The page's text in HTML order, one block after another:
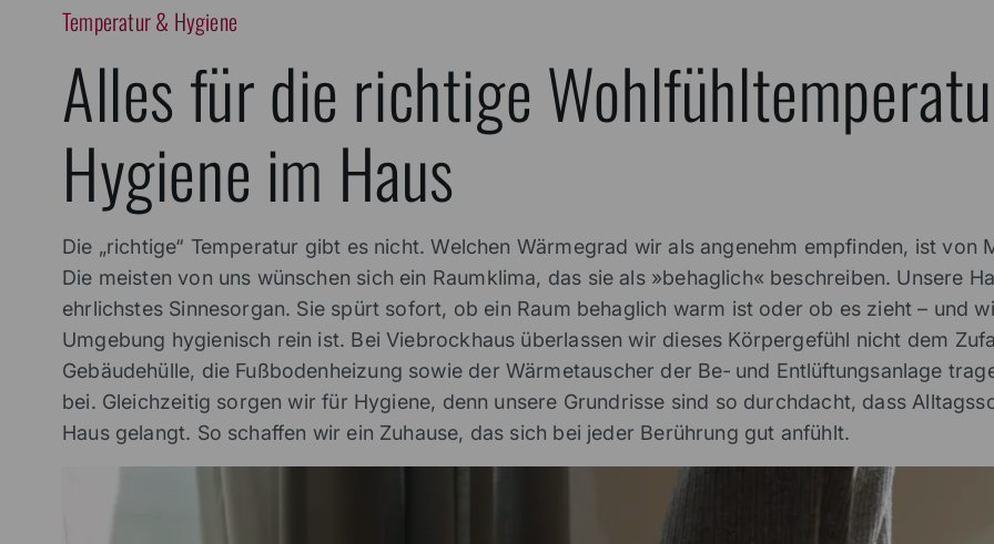
Temperatur & Hygiene
Alles für die richtige
Hygiene im Haus
Die „richtige“ Temperatur gibt es nicht. Welchen Wärmegrad wir als angenehm empfinden, ist von
Die meisten von uns wünschen sich ein Raumklima, das sie als »behaglich« beschreiben. Unsere
ehrlichstes Sinnesorgan. Sie spürt sofort, ob ein Raum behaglich warm ist oder ob es zieht – und
Umgebung hygienisch rein ist. Bei Viebrockhaus überlassen wir dieses Körpergefühl nicht dem
Gebäudehülle, die Fußbodenheizung sowie der Wärmetauscher der Be‑ und Entlüftungsanlage
bei. Gleichzeitig sorgen wir für Hygiene, denn unsere Grundrisse sind so durchdacht, dass
Haus gelangt. So schaffen wir ein Zuhause, das sich bei jeder Berührung gut anfühlt.